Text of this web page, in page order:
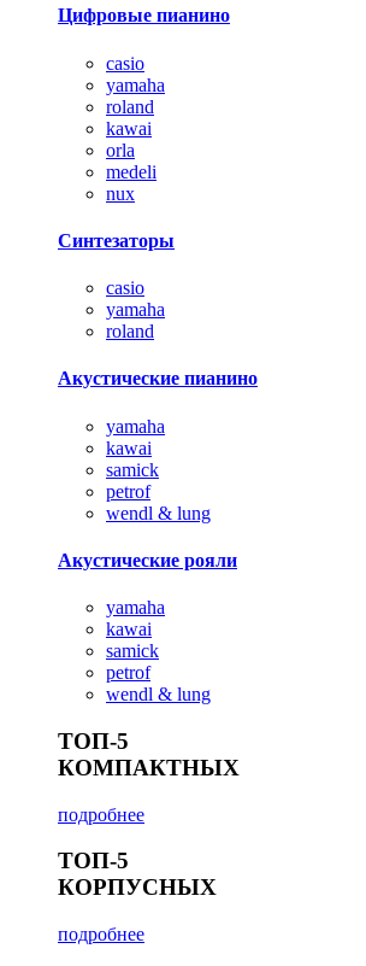
Цифровые пианино
casio
yamaha
roland
kawai
orla
medeli
nux
Синтезаторы
casio
yamaha
roland
Акустические пианино
yamaha
kawai
samick
petrof
wendl & lung
Акустические рояли
yamaha
kawai
samick
petrof
wendl & lung
ТОП-5
КОМПАКТНЫХ
подробнее
ТОП-5
КОРПУСНЫХ
подробнее